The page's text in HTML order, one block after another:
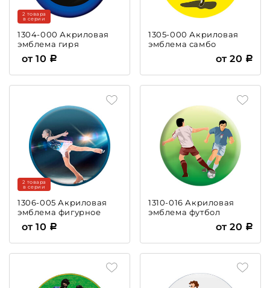
1304-000 Акриловая
эмблема гиря
2 товара
в серии
от 10
1305-000 Акриловая
эмблема самбо
от 20
1306-005 Акриловая
эмблема фигурное
катание
2 товара
в серии
от 10
1310-016 Акриловая
эмблема футбол
от 20